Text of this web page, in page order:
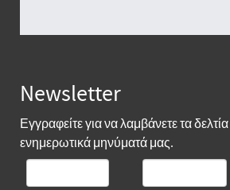
Newsletter
Εγγραφείτε για να λαμβάνετε τα
ενημερωτικά μηνύματά μας.